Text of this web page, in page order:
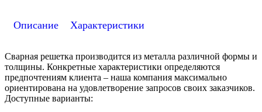
Описание Характеристики
Сварная решетка производится из металла различной формы и
толщины. Конкретные характеристики определяются
предпочтениям клиента – наша компания максимально
ориентирована на удовлетворение запросов своих заказчиков.
Доступные варианты: